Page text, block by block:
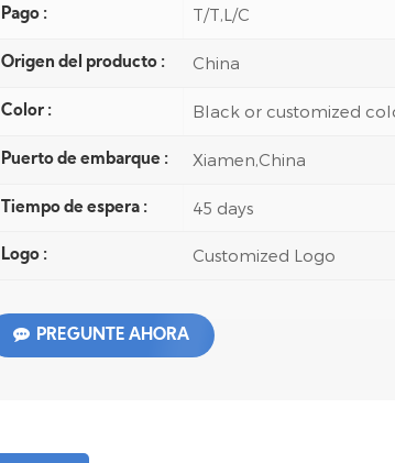
Pago : T/T,L/C
Origen del producto : China
Color : Black or customized
Puerto de embarque : Xiamen,China
Tiempo de espera : 45 days
Logo : Customized Logo
PREGUNTE AHORA